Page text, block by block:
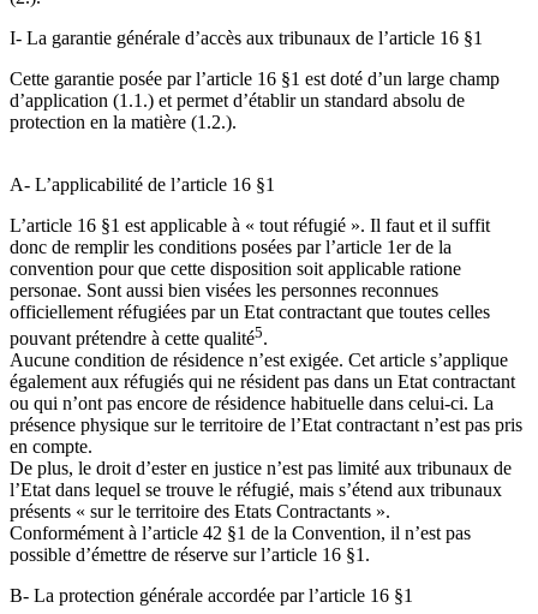
I- La garantie générale d’accès aux tribunaux de l’article 16 §1
Cette garantie posée par l’article 16 §1 est doté d’un large champ
d’application (1.1.) et permet d’établir un standard absolu de
protection en la matière (1.2.).
A- L’applicabilité de l’article 16 §1
L’article 16 §1 est applicable à « tout réfugié ». Il faut et il suffit
donc de remplir les conditions posées par l’article 1er de la
convention pour que cette disposition soit applicable ratione
personae. Sont aussi bien visées les personnes reconnues
officiellement réfugiées par un Etat contractant que toutes celles
pouvant prétendre à cette qualité5.
Aucune condition de résidence n’est exigée. Cet article s’applique
également aux réfugiés qui ne résident pas dans un Etat contractant
ou qui n’ont pas encore de résidence habituelle dans celui-ci. La
présence physique sur le territoire de l’Etat contractant n’est pas pris
en compte.
De plus, le droit d’ester en justice n’est pas limité aux tribunaux de
l’Etat dans lequel se trouve le réfugié, mais s’étend aux tribunaux
présents « sur le territoire des Etats Contractants ».
Conformément à l’article 42 §1 de la Convention, il n’est pas
possible d’émettre de réserve sur l’article 16 §1.
B- La protection générale accordée par l’article 16 §1